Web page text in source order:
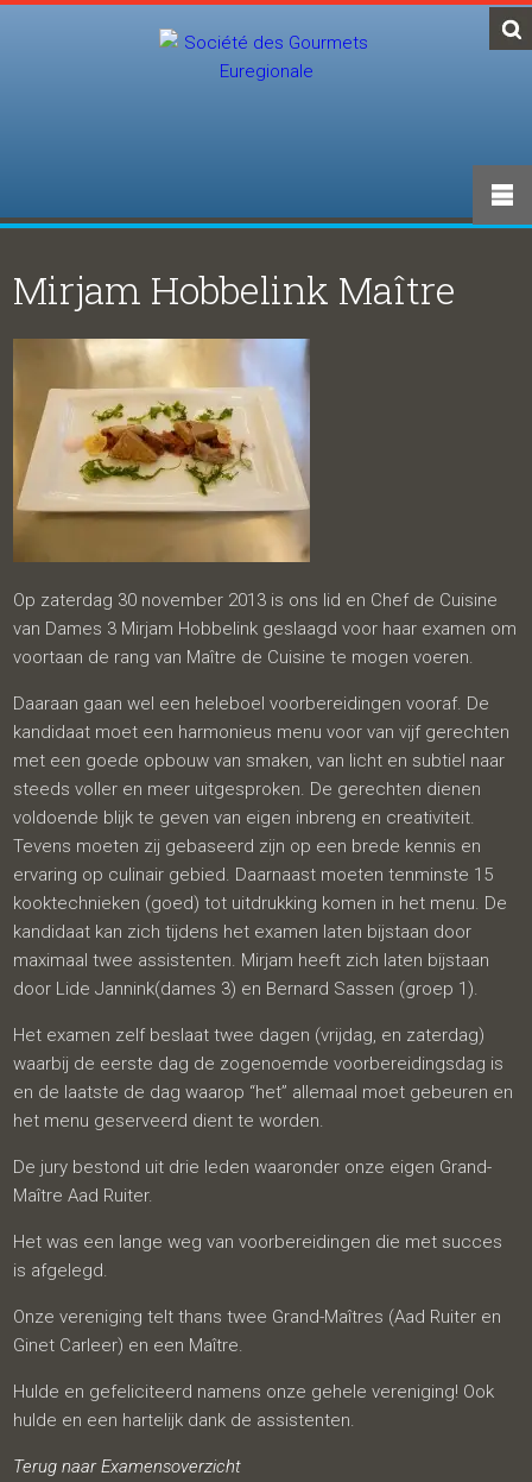
Mirjam Hobbelink Maître
Op zaterdag 30 november 2013 is ons lid en Chef de Cuisine
van Dames 3 Mirjam Hobbelink geslaagd voor haar examen om
voortaan de rang van Maître de Cuisine te mogen voeren.
Daaraan gaan wel een heleboel voorbereidingen vooraf. De
kandidaat moet een harmonieus menu voor van vijf gerechten
met een goede opbouw van smaken, van licht en subtiel naar
steeds voller en meer uitgesproken. De gerechten dienen
voldoende blijk te geven van eigen inbreng en creativiteit.
Tevens moeten zij gebaseerd zijn op een brede kennis en
ervaring op culinair gebied. Daarnaast moeten tenminste 15
kooktechnieken (goed) tot uitdrukking komen in het menu. De
kandidaat kan zich tijdens het examen laten bijstaan door
maximaal twee assistenten. Mirjam heeft zich laten bijstaan
door Lide Jannink(dames 3) en Bernard Sassen (groep 1).
Het examen zelf beslaat twee dagen (vrijdag, en zaterdag)
waarbij de eerste dag de zogenoemde voorbereidingsdag is
en de laatste de dag waarop “het” allemaal moet gebeuren en
het menu geserveerd dient te worden.
De jury bestond uit drie leden waaronder onze eigen Grand-
Maître Aad Ruiter.
Het was een lange weg van voorbereidingen die met succes
is afgelegd.
Onze vereniging telt thans twee Grand-Maîtres (Aad Ruiter en
Ginet Carleer) en een Maître.
Hulde en gefeliciteerd namens onze gehele vereniging! Ook
hulde en een hartelijk dank de assistenten.
Terug naar Examensoverzicht